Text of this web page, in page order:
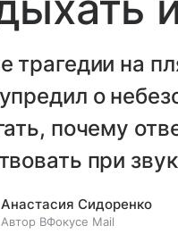
трагедии на
о
почему
при
Анастасия Сидоренко
Автор ВФокусе Mail